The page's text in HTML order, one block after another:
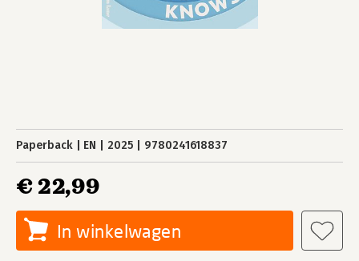
Paperback EN 2025 9780241618837
€ 22,99
In winkelwagen